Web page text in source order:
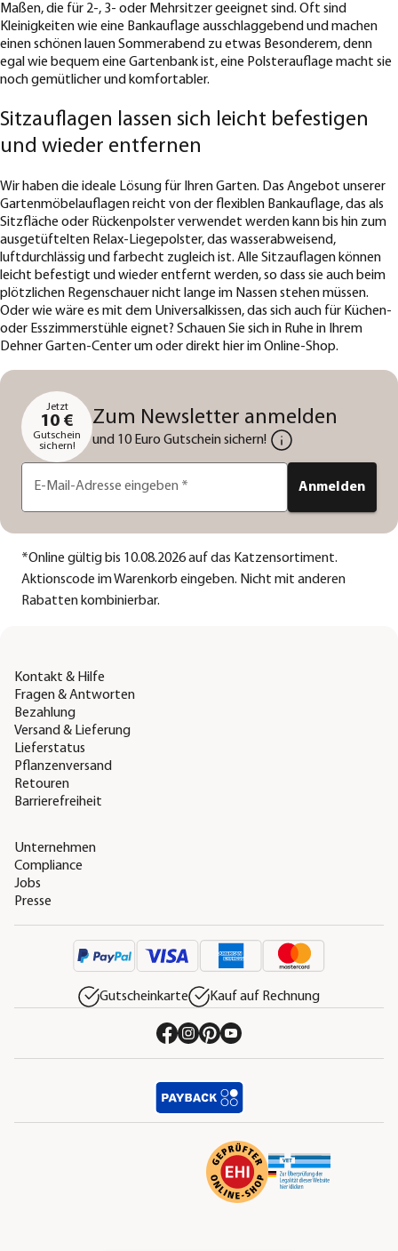
Maßen, die für 2-, 3- oder Mehrsitzer geeignet sind. Oft sind
Kleinigkeiten wie eine Bankauflage ausschlaggebend und machen
einen schönen lauen Sommerabend zu etwas Besonderem, denn
egal wie bequem eine Gartenbank ist, eine Polsterauflage macht sie
noch gemütlicher und komfortabler.
Sitzauflagen lassen sich leicht befestigen
und wieder entfernen
Wir haben die ideale Lösung für Ihren Garten. Das Angebot unserer
Gartenmöbelauflagen reicht von der flexiblen Bankauflage, das als
Sitzfläche oder Rückenpolster verwendet werden kann bis hin zum
ausgetüftelten Relax-Liegepolster, das wasserabweisend,
luftdurchlässig und farbecht zugleich ist. Alle Sitzauflagen können
leicht befestigt und wieder entfernt werden, so dass sie auch beim
plötzlichen Regenschauer nicht lange im Nassen stehen müssen.
Oder wie wäre es mit dem Universalkissen, das sich auch für Küchen-
oder Esszimmerstühle eignet? Schauen Sie sich in Ruhe in Ihrem
Dehner Garten-Center um oder direkt hier im Online-Shop.
Jetzt
10 €
Gutschein
sichern!
Zum Newsletter anmelden
und 10 Euro Gutschein sichern!
E-Mail-Adresse eingeben * Anmelden
*Online gültig bis 10.08.2026 auf das Katzensortiment.
Aktionscode im Warenkorb eingeben. Nicht mit anderen
Rabatten kombinierbar.
Kontakt & Hilfe
Fragen & Antworten
Bezahlung
Versand & Lieferung
Lieferstatus
Pflanzenversand
Retouren
Barrierefreiheit
Unternehmen
Compliance
Jobs
Presse
Gutscheinkarte Kauf auf Rechnung